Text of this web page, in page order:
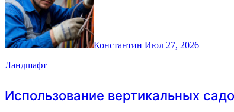
Константин Июл 27, 2026
Ландшафт
Использование вертикальных